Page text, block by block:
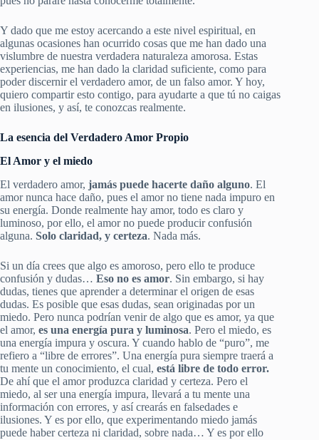
Y dado que me estoy acercando a este nivel espiritual, en
algunas ocasiones han ocurrido cosas que me han dado una
vislumbre de nuestra verdadera naturaleza amorosa. Estas
experiencias, me han dado la claridad suficiente, como para
poder discernir el verdadero amor, de un falso amor. Y hoy,
quiero compartir esto contigo, para ayudarte a que tú no caigas
en ilusiones, y así, te conozcas realmente.
La esencia del Verdadero Amor Propio
El Amor y el miedo
El verdadero amor, jamás puede hacerte daño alguno. El
amor nunca hace daño, pues el amor no tiene nada impuro en
su energía. Donde realmente hay amor, todo es claro y
luminoso, por ello, el amor no puede producir confusión
alguna. Solo claridad, y certeza. Nada más.
Si un día crees que algo es amoroso, pero ello te produce
confusión y dudas… Eso no es amor. Sin embargo, si hay
dudas, tienes que aprender a determinar el origen de esas
dudas. Es posible que esas dudas, sean originadas por un
miedo. Pero nunca podrían venir de algo que es amor, ya que
el amor, es una energía pura y luminosa. Pero el miedo, es
una energía impura y oscura. Y cuando hablo de “puro”, me
refiero a “libre de errores”. Una energía pura siempre traerá a
tu mente un conocimiento, el cual, está libre de todo error.
De ahí que el amor produzca claridad y certeza. Pero el
miedo, al ser una energía impura, llevará a tu mente una
información con errores, y así crearás en falsedades e
ilusiones. Y es por ello, que experimentando miedo jamás
puede haber certeza ni claridad, sobre nada… Y es por ello